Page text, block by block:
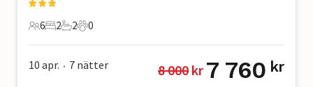
6 Gäster
6
2 Sovrum
2
2 Badrum
2
0 Husdjur
0
10 apr. • 7 nätter 8 000 kr 7 760 kr